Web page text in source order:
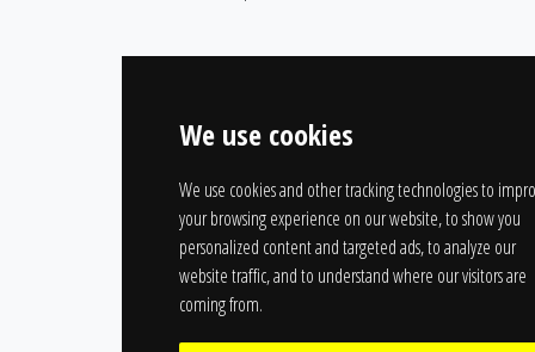
We use cookies
We use cookies and other tracking technologies to
your browsing experience on our website, to show you
personalized content and targeted ads, to analyze our
website traffic, and to understand where our visitors are
coming from.